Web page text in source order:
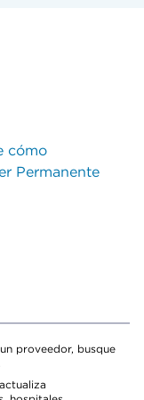
cómo
Permanente
proveedor, busque